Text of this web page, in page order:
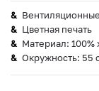
Цветная печать
Материал: 100%
Окружность: 55